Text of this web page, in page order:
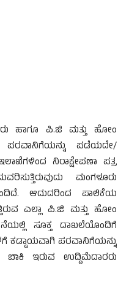
ಹಾಗೂ ಪಿ.ಜಿ ಮತ್ತು ಹೋಂ
ಪರವಾನಿಗೆಯನ್ನು ಪಡೆಯದೇ/
ನಿರಾಕ್ಷೇಪಣಾ ಪತ್ರ
ಮಂಗಳೂರು
ಆದುದರಿಂದ ಪಾಲಿಕೆಯ
ಎಲ್ಲಾ ಪಿ.ಜಿ ಮತ್ತು ಹೋಂ
ಸೂಕ್ತ ದಾಖಲೆಯೊಂದಿಗೆ
ಕಡ್ಡಾಯವಾಗಿ ಪರವಾನಿಗೆಯನ್ನು
ಇರುವ ಉದ್ದಿಮೆದಾರರು